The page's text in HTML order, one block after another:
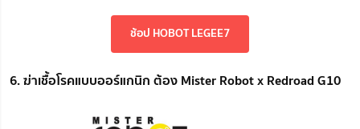
ช้อป HOBOT LEGEE7
6. ฆ่าเชื้อโรคแบบออร์แกนิก ต้อง Mister Robot x Redroad G10